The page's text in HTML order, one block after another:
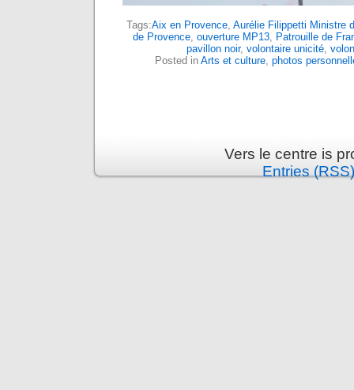
Tags:Aix en Provence Aurélie Filippetti Ministre
de Provence ouverture MP13 Patrouille de
pavillon noir, volontaire unicité,
Posted in Arts et culture, photos
Vers le centre is
Entries (RSS)